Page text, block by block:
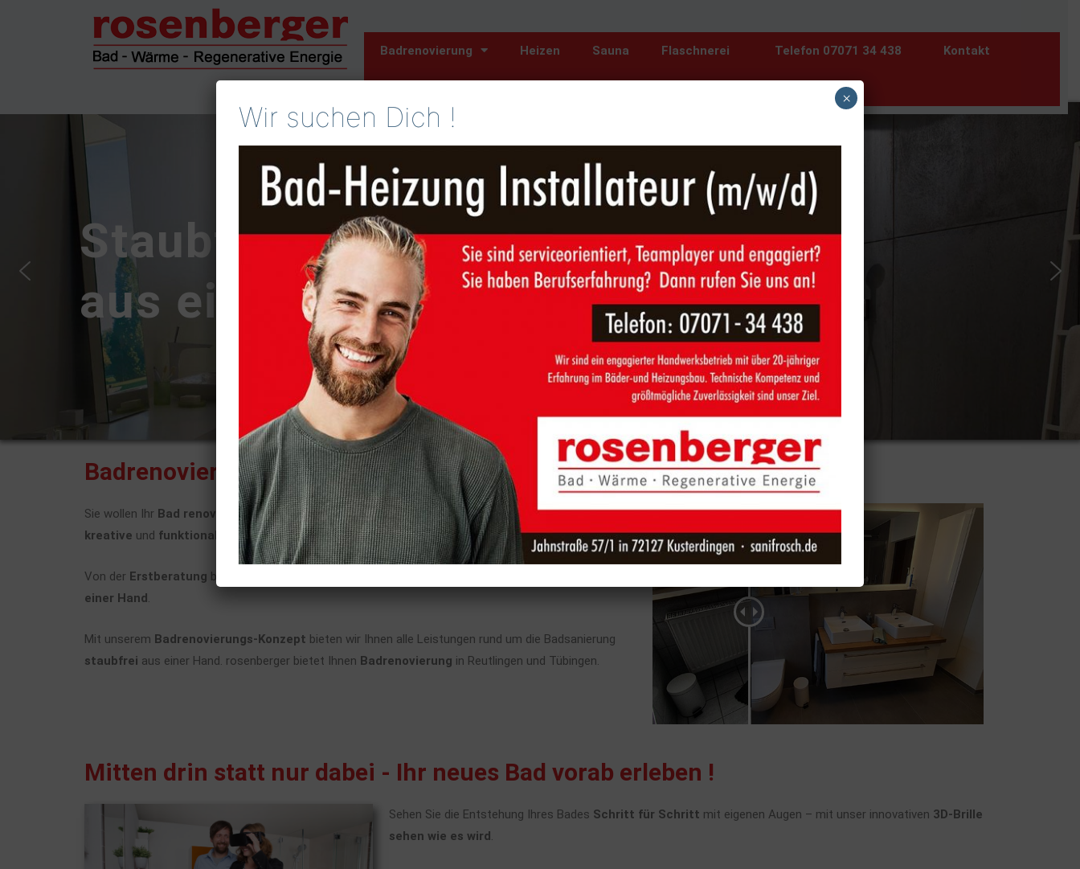
Badrenovierung Heizen Sauna Flaschnerei Telefon 07071 34 438 Kontakt
Staubfreie Badrenovierung -
aus einer Hand
Badrenovierung - Freuen Sie sich auf Ihr neues Bad
Sie wollen Ihr Bad renovieren ? EinBad, das Ihren Wünschen und Träumen entspricht! Wenn Sie
kreative und funktionale Ideen für Ihr Bad suchen, sind Sie bei uns richtig.
Von der Erstberatung bis zur
einer Hand .
Mit unserem Badrenovierungs-Konzept bieten wir Ihnen alle Leistungen rund um die Badsanierung
staubfrei aus einer Hand. rosenberger bietet Ihnen Badrenovierung in Reutlingen und Tübingen.
Mitten drin statt nur dabei - Ihr neues Bad vorab erleben !
Sehen Sie die Entstehung Ihres Bades Schritt für Schritt mit eigenen Augen – mit unser innovativen 3D-Brille
sehen wie es wird.
Wir suchen Dich !
×